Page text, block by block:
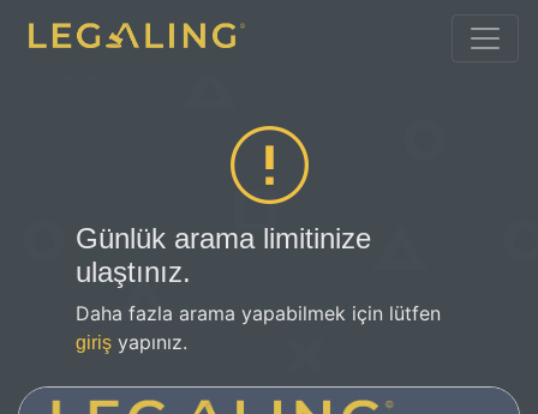
Günlük arama limitinize
ulaştınız.
Daha fazla arama yapabilmek için lütfen
giriş yapınız.